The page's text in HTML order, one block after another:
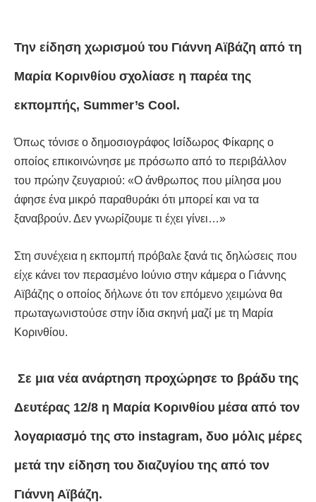
Την είδηση χωρισμού του Γιάννη Αϊβάζη από τη
Μαρία Κορινθίου σχολίασε η παρέα της
εκπομπής, Summer’s Cool.
Όπως τόνισε ο δημοσιογράφος Ισίδωρος Φίκαρης ο
οποίος επικοινώνησε με πρόσωπο από το περιβάλλον
του πρώην ζευγαριού: «Ο άνθρωπος που μίλησα μου
άφησε ένα μικρό παραθυράκι ότι μπορεί και να τα
ξαναβρούν. Δεν γνωρίζουμε τι έχει γίνει…»
Στη συνέχεια η εκπομπή πρόβαλε ξανά τις δηλώσεις που
είχε κάνει τον περασμένο Ιούνιο στην κάμερα ο Γιάννης
Αϊβάζης ο οποίος δήλωνε ότι τον επόμενο χειμώνα θα
πρωταγωνιστούσε στην ίδια σκηνή μαζί με τη Μαρία
Κορινθίου.
Σε μια νέα ανάρτηση προχώρησε το βράδυ της
Δευτέρας 12/8 η Μαρία Κορινθίου μέσα από τον
λογαριασμό της στο instagram, δυο μόλις μέρες
μετά την είδηση του διαζυγίου της από τον
Γιάννη Αϊβάζη.